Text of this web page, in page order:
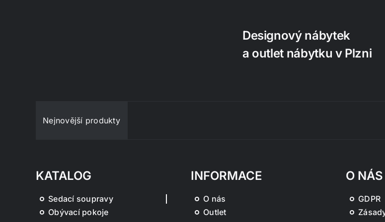
Designový nábytek
a outlet nábytku v Plzni
Nejnovější produkty
KATALOG
Sedací soupravy
Obývací pokoje
INFORMACE
O nás
Outlet
O NÁS
GDPR